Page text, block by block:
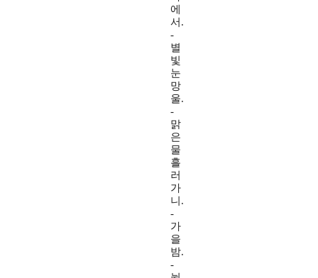
에
서.
-
별
빛
눈
망
울.
-
맑
은
물
흘
러
가
니.
-
가
을
밤.
-